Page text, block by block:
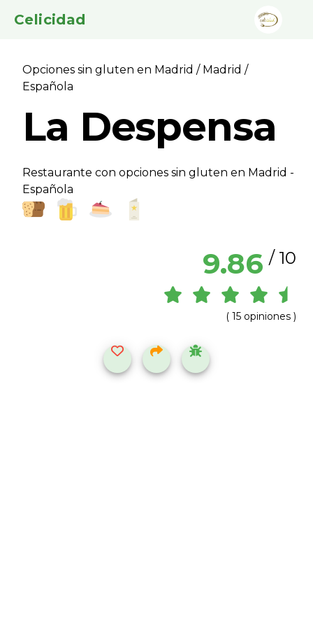
Celicidad
Opciones sin gluten en Madrid / Madrid /
Española
La Despensa
Restaurante con opciones sin gluten en Madrid -
Española
9.86 / 10
( 15 opiniones )